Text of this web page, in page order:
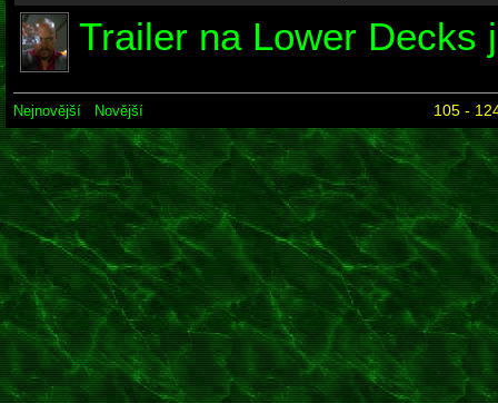
Trailer na Lower Decks
Nejnovější Novější 105 -